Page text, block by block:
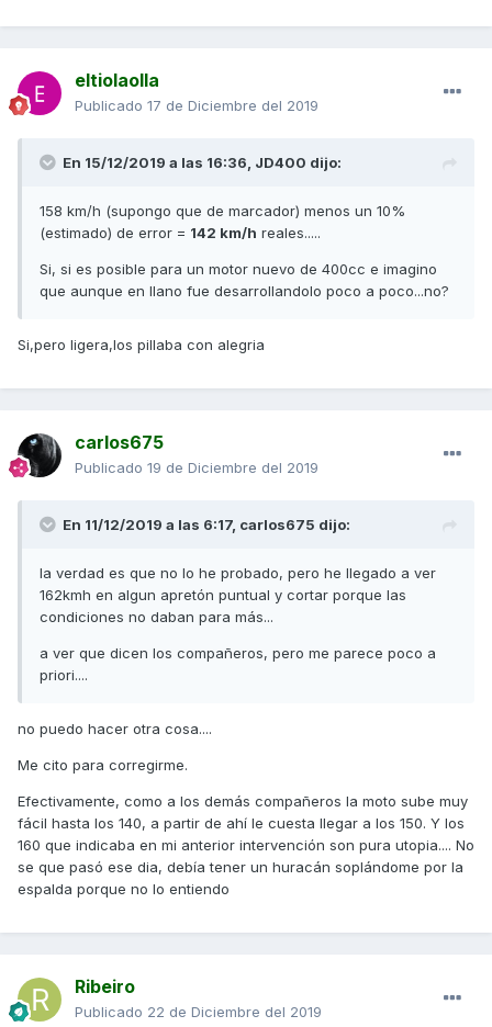
eltiolaolla
Publicado 17 de Diciembre del 2019
En 15/12/2019 a las 16:36, JD400 dijo:
158 km/h (supongo que de marcador) menos un 10%
(estimado) de error = 142 km/h reales.....
Si, si es posible para un motor nuevo de 400cc e imagino
que aunque en llano fue desarrollandolo poco a poco...no?
Si,pero ligera,los pillaba con alegria
carlos675
Publicado 19 de Diciembre del 2019
En 11/12/2019 a las 6:17, carlos675 dijo:
la verdad es que no lo he probado, pero he llegado a ver
162kmh en algun apretón puntual y cortar porque las
condiciones no daban para más...
a ver que dicen los compañeros, pero me parece poco a
priori....
no puedo hacer otra cosa....
Me cito para corregirme.
Efectivamente, como a los demás compañeros la moto sube muy
fácil hasta los 140, a partir de ahí le cuesta llegar a los 150. Y los
160 que indicaba en mi anterior intervención son pura utopia.... No
se que pasó ese dia, debía tener un huracán soplándome por la
espalda porque no lo entiendo
Ribeiro
Publicado 22 de Diciembre del 2019